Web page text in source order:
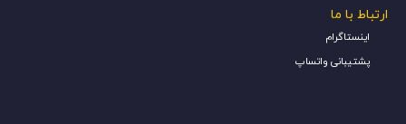
ارتباط با ما
اینستاگرام
پشتیبانی واتساپ